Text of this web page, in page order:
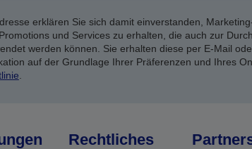
erklären Sie sich damit einverstanden,
und Services zu erhalten, die auch zur
werden können. Sie erhalten diese per E-Mail
auf der Grundlage Ihrer Präferenzen und Ihres
Rechtliches